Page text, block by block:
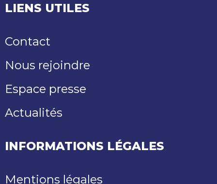
LIENS UTILES
Contact
Nous rejoindre
Espace presse
Actualités
INFORMATIONS LÉGALES
Mentions légales